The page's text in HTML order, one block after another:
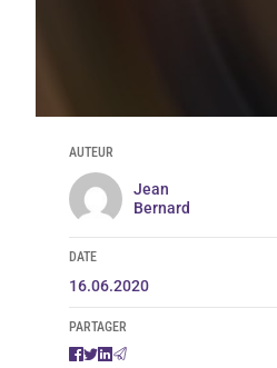
AUTEUR
Jean
Bernard
DATE
16.06.2020
PARTAGER